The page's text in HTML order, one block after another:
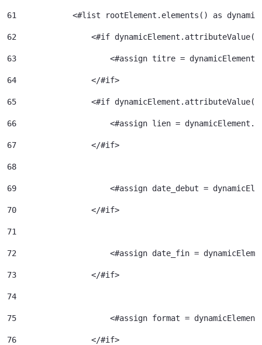
61
<#list rootElement.elements() as
62
<#if
63
<#assign titre =
64
                </#if>
65
<#if
66
<#assign lien =
67
                </#if>
68
69
<#assign date_debut =
70
                </#if>
71
72
<#assign date_fin =
73
                </#if>
74
75
<#assign format =
76
                </#if>